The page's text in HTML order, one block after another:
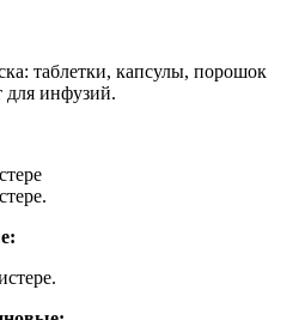
таблетки, капсулы, порошок
для инфузий.